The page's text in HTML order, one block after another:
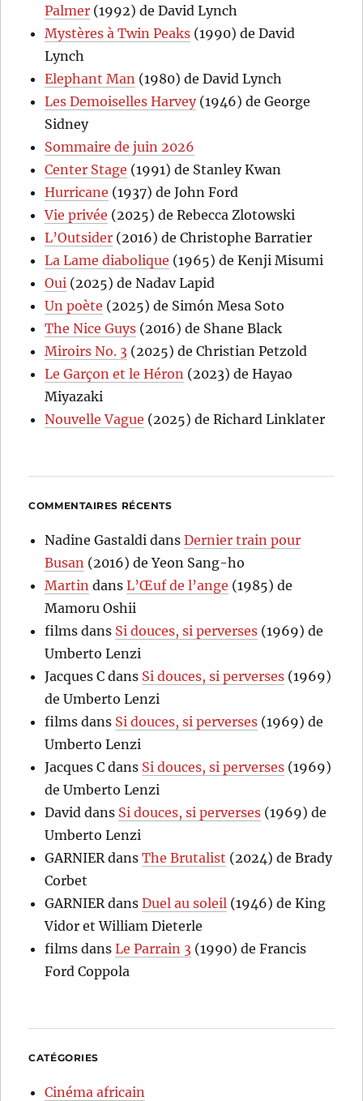
Palmer (1992) de David Lynch
Mystères à Twin Peaks (1990) de David
Lynch
Elephant Man (1980) de David Lynch
Les Demoiselles Harvey(1946) de George
Sidney
Sommaire de juin 2026
Center Stage (1991) de Stanley Kwan
Hurricane (1937) de John Ford
Vie privée (2025) de Rebecca Zlotowski
L’Outsider (2016) de Christophe Barratier
La Lame diabolique (1965) de Kenji Misumi
Oui (2025) de Nadav Lapid
Un poète (2025) de Simón Mesa Soto
The Nice Guys (2016) de Shane Black
Miroirs No. 3 (2025) de Christian Petzold
Le Garçon et le Héron (2023) de Hayao
Miyazaki
Nouvelle Vague (2025) de Richard Linklater
COMMENTAIRES RÉCENTS
Nadine Gastaldi dansDernier train pour
Busan (2016) de Yeon Sang-ho
Martin dansL’Œuf de l’ange (1985) de
Mamoru Oshii
films dans Si douces, si perverses (1969) de
Umberto Lenzi
Jacques C dans Si douces, si perverses (1969)
de Umberto Lenzi
films dans Si douces, si perverses (1969) de
Umberto Lenzi
Jacques C dans Si douces, si perverses (1969)
de Umberto Lenzi
David dans Si douces, si perverses (1969) de
Umberto Lenzi
GARNIER dansThe Brutalist (2024) de Brady
Corbet
GARNIER dansDuel au soleil (1946) de King
Vidor et William Dieterle
films dansLe Parrain 3 (1990) de Francis
Ford Coppola
CATÉGORIES
Cinéma africain